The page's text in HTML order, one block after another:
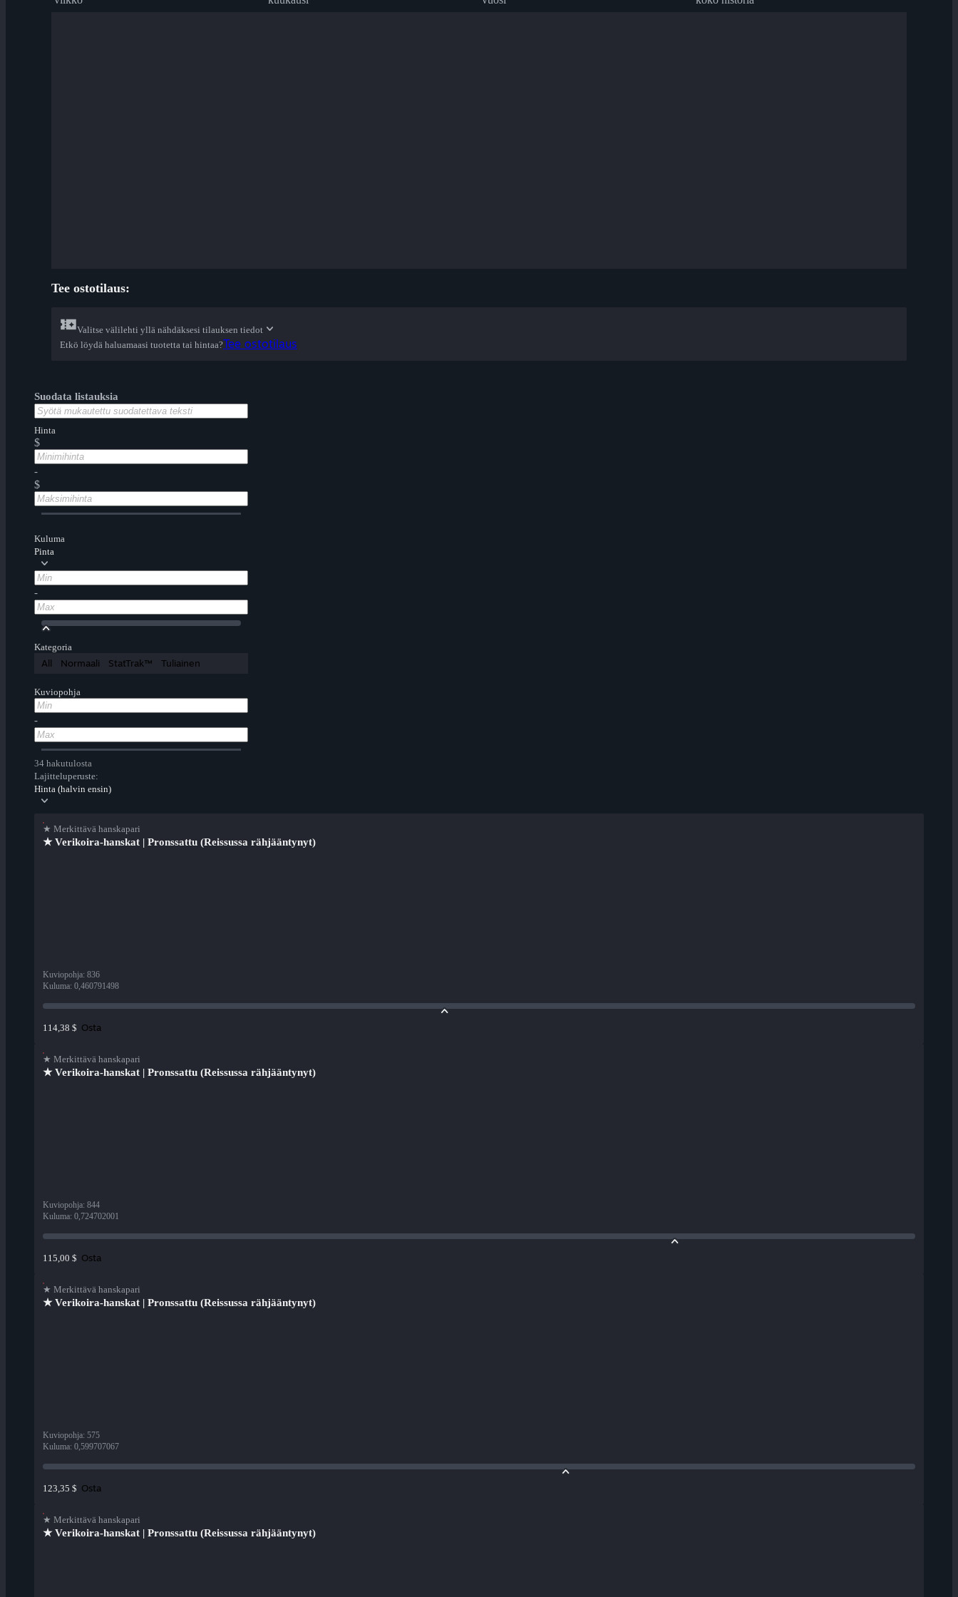
Tee ostotilaus:
Valitse välilehti yllä nähdäksesi tilauksen tiedot
Etkö löydä haluamaasi tuotetta tai hintaa?Tee ostotilaus
Suodata listauksia
Hinta
$
-
$
Kuluma
Pinta
-
Kategoria
All Normaali StatTrak™ Tuliainen
Kuviopohja
-
34 hakutulosta
Lajitteluperuste:
Hinta (halvin ensin)
★ Merkittävä hanskapari
★ Verikoira-hanskat | Pronssattu (Reissussa rähjääntynyt)
Kuviopohja: 836
Kuluma: 0,460791498
114,38 $ Osta
★ Merkittävä hanskapari
★ Verikoira-hanskat | Pronssattu (Reissussa rähjääntynyt)
Kuviopohja: 844
Kuluma: 0,724702001
115,00 $ Osta
★ Merkittävä hanskapari
★ Verikoira-hanskat | Pronssattu (Reissussa rähjääntynyt)
Kuviopohja: 575
Kuluma: 0,599707067
123,35 $ Osta
★ Merkittävä hanskapari
★ Verikoira-hanskat | Pronssattu (Reissussa rähjääntynyt)